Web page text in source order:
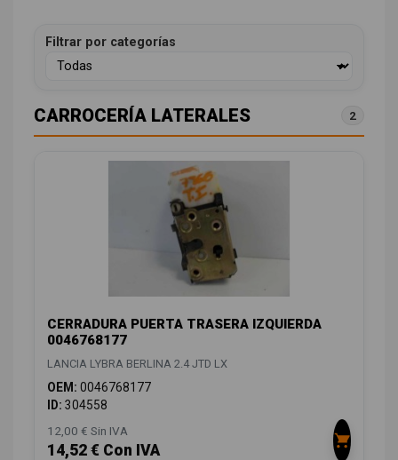
Filtrar por categorías
CARROCERÍA LATERALES 2
CERRADURA PUERTA TRASERA IZQUIERDA
0046768177
LANCIA LYBRA BERLINA 2.4 JTD LX
OEM: 0046768177
ID: 304558
12,00 € Sin IVA
14,52 € Con IVA